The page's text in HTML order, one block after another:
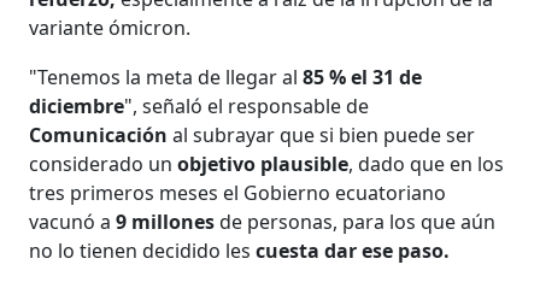
variante ómicron.
"Tenemos la meta de llegar al85 % el 31 de
diciembre", señaló el responsable de
Comunicaciónal subrayar que si bien puede ser
considerado unobjetivo plausible, dado que en los
tres primeros meses el Gobierno ecuatoriano
vacunó a9 millonesde personas, para los que aún
no lo tienen decidido lescuesta dar ese paso.